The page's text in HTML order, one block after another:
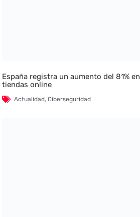
España registra un aumento del 81%
tiendas online
Actualidad,Ciberseguridad